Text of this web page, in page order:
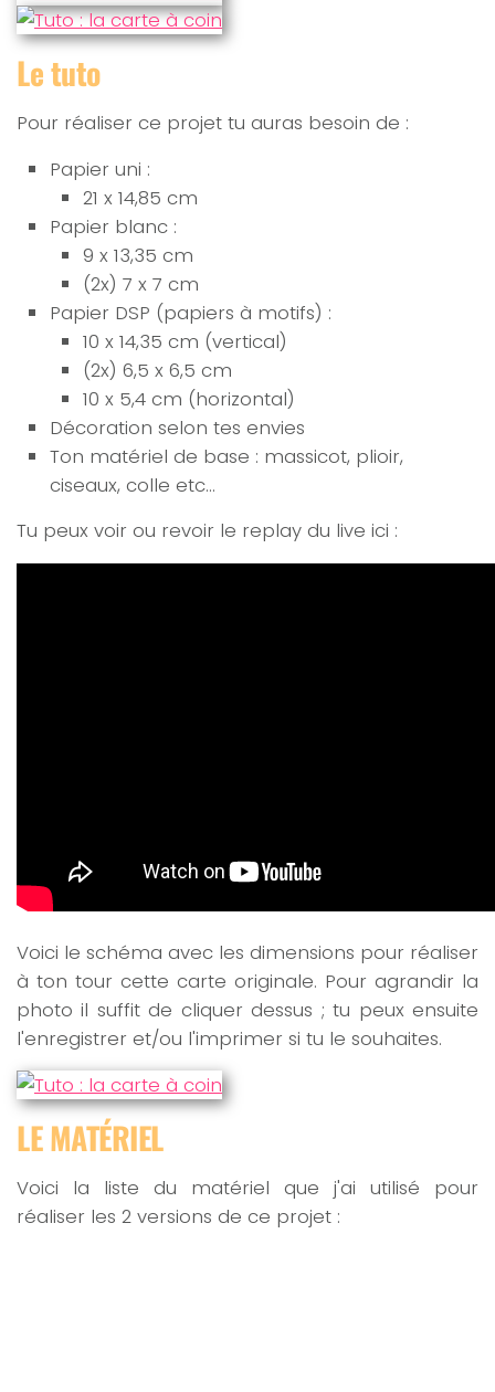
Le tuto
Pour réaliser ce projet tu auras besoin de :
Papier uni :
21 x 14,85 cm
Papier blanc :
9 x 13,35 cm
(2x) 7 x 7 cm
Papier DSP (papiers à motifs) :
10 x 14,35 cm (vertical)
(2x) 6,5 x 6,5 cm
10 x 5,4 cm (horizontal)
Décoration selon tes envies
Ton matériel de base : massicot, plioir,
ciseaux, colle etc…
Tu peux voir ou revoir le replay du live ici :
Voici le schéma avec les dimensions pour réaliser
à ton tour cette carte originale. Pour agrandir la
photo il suffit de cliquer dessus ; tu peux ensuite
l'enregistrer et/ou l'imprimer si tu le souhaites.
LE MATÉRIEL
Voici la liste du matériel que j'ai utilisé pour
réaliser les 2 versions de ce projet :